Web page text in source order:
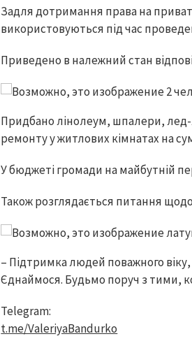
Задля дотримання права на
використовуються під час
Приведено в належний стан
Придбано лінолеум, шпалери,
ремонту у житлових кімнатах на
У бюджеті громади на майбутній
Також розглядається питання
– Підтримка людей поважного
Єднаймося. Будьмо поруч з тими,
Telegram:
t.me/ValeriyaBandurko